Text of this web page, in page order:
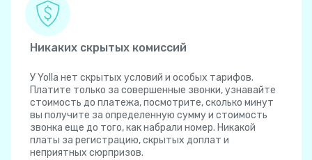
Никаких скрытых комиссий
У Yolla нет скрытых условий и особых тарифов.
Платите только за совершенные звонки, узнавайте
стоимость до платежа, посмотрите, сколько минут
вы получите за определенную сумму и стоимость
звонка еще до того, как набрали номер. Никакой
платы за регистрацию, скрытых доплат и
неприятных сюрпризов.